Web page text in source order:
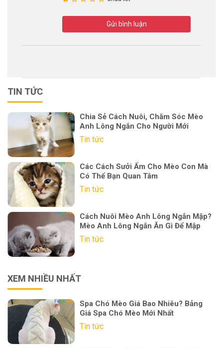
Gửi bình luận
TIN TỨC
Chia Sẻ Cách Nuôi, Chăm Sóc Mèo
Anh Lông Ngắn Cho Người Mới
Tin tức
Các Cách Sưởi Ấm Cho Mèo Con Mà
Có Thể Bạn Quan Tâm
Tin tức
Cách Nuôi Mèo Anh Lông Ngắn Mập?
Mèo Anh Lông Ngắn Ăn Gì Để Mập
Tin tức
XEM NHIỀU NHẤT
Spa Chó Mèo Giá Bao Nhiêu? Bảng
Giá Spa Chó Mèo Mới Nhất
Tin tức